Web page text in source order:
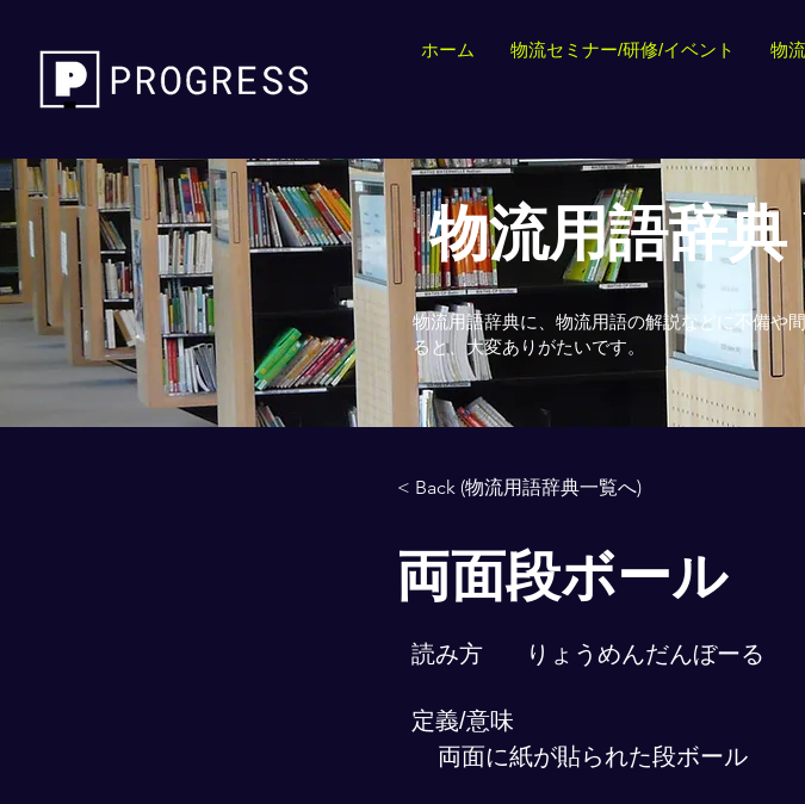
ホーム 物流セミナー/研修/イベント 物
物流用語辞
物流用語辞典に、物流用語の解説などに不備や
ると、大変ありがたいです。
< Back (物流用語辞典一覧へ)
両面段ボール
読み方 りょうめんだんぼーる
定義/意味
両面に紙が貼られた段ボール